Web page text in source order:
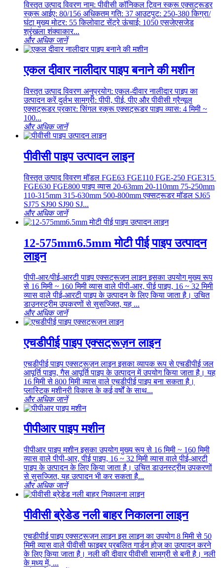
विस्तृत उत्पाद विवरण नाम: पीवीसी कॉनिकल ट्विन स्क्रू एक्सट्रूडर
स्क्रू आईए: 80/156 अधिकतम गति: 37 आउटपुट: 250-380 किग्रा/
घंटा मुख्य मोटर: 55 किलोवाट सेंट्रे ऊंचाई: 1050 एसजेएसजेड
श्रृंखला शंक्वाकार...
और अधिक जानें
एकल दीवार नालीदार पाइप बनाने की मशीन
विस्तृत उत्पाद विवरण अनुप्रयोग: एकल-दीवार नालीदार पाइप का
उत्पादन करें दुर्लभ सामग्री: पीपी, पीई, पीए और पीवीसी ग्रैन्यूल
एक्सट्रूडर प्रकार: सिंगल स्क्रू एक्सट्रूडर पाइप व्यास: 4 मिमी ~
100...
और अधिक जानें
पीवीसी पाइप उत्पादन लाइन
विस्तृत उत्पाद विवरण मॉडल FGE63 ​FGE110 ​FGE-250 ​FGE315 ​
FGE630 ​FGE800 पाइप व्यास 20-63mm 20-110mm ​75-250mm
110-315mm 315-630mm 500-800mm एक्सट्रूडर मॉडल SJ65
SJ75 SJ90 SJ90 SJ...
और अधिक जानें
12-575mm6.5mm मोटी पीई पाइप उत्पादन
लाइन
पीपी-आर/पीई-आरटी पाइप एक्सट्रूज़न लाइन इसका उपयोग मुख्य रूप
से 16 मिमी ~ 160 मिमी व्यास वाले पीपी-आर, पीई पाइप, 16 ~ 32 मिमी
व्यास वाले पीई-आरटी पाइप के उत्पादन के लिए किया जाता है। उचित
डाउनस्ट्रीम उपकरणों से सुसज्जित, यह ...
और अधिक जानें
एचडीपीई पाइप एक्सट्रूज़न लाइन
एचडीपीई पाइप एक्सट्रूज़न लाइन इसका व्यापक रूप से एचडीपीई जल
आपूर्ति पाइप, गैस आपूर्ति पाइप के उत्पादन में उपयोग किया जाता है। यह
16 मिमी से 800 मिमी व्यास वाले एचडीपीई पाइप बना सकता है।
प्लास्टिक मशीनरी विकास के कई वर्षों के साथ...
और अधिक जानें
पीपीआर पाइप मशीन
पीपीआर पाइप मशीन इसका उपयोग मुख्य रूप से 16 मिमी ~ 160 मिमी
व्यास वाले पीपी-आर, पीई पाइप, 16 ~ 32 मिमी व्यास वाले पीई-आरटी
पाइप के उत्पादन के लिए किया जाता है। उचित डाउनस्ट्रीम उपकरणों
से सुसज्जित, यह उत्पादन भी कर सकता है...
और अधिक जानें
पीवीसी ब्रेडेड नली बाहर निकालना लाइन
एचडीपीई पाइप एक्सट्रूज़न लाइन इस लाइन का उपयोग 8 मिमी से 50
मिमी व्यास वाले पीवीसी फाइबर प्रबलित गार्डन होज़ का उत्पादन करने
के लिए किया जाता है। नली की दीवार पीवीसी सामग्री से बनी है। नली
के मध्य में, ...